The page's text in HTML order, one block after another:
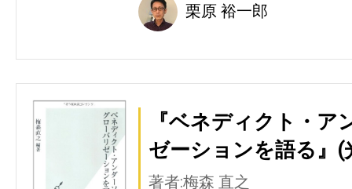
栗原 裕一郎
『ベネディクト・
ゼーションを語る』(
著者:梅森 直之